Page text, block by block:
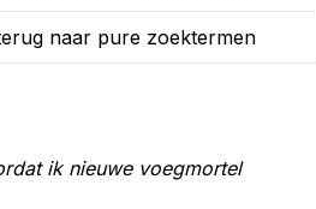
naar pure zoektermen
ik nieuwe voegmortel